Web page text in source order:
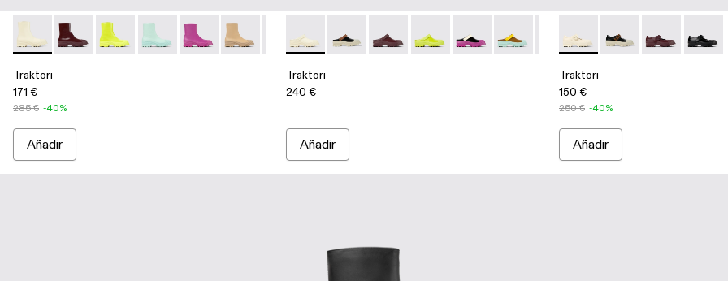
Traktori - A700004-009 - Sneaker alta de piel blanca con cremallera
Traktori - A700004-010 - Botas burdeos de piel
Traktori - A700004-007 - Bota de piel verde con cremallera
Traktori - A700004-006 - Botas de piel verde claro
Traktori - A700004-005 - Botas de piel violetas
Traktori - A700004-004 - Botas de piel beige
Traktori - A700004-003
Traktori - A700004-002
Traktori - A700004-001 - Botas negras de piel
Traktori
171 €
285 € -40%
Añadir
Traktori - A500006-010 - Zueco de piel blanco
Traktori - A500006-015
Traktori - A500006-011 - Zuecos de piel burdeos
Traktori - A500006-008 - Zueco de piel verde
Traktori - A500006-007 - Zuecos de piel
Traktori - A500006-006 - Zuecos de piel
Traktori - A500006-005 - Zuecos
Traktori - A500006-002
Traktori -
Traktori
240 €
Añadir
Traktori - A500022-005 -
Traktori - A500022-
Traktori -
Traktori
150 €
250 € -40%
Añadir